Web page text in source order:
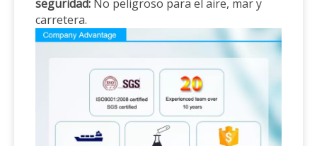
seguridad: No peligroso para el aire, mar y
carretera.